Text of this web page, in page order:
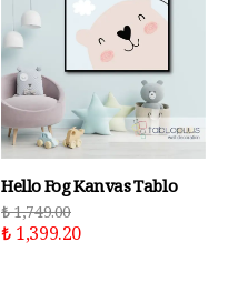
Hello Fog Kanvas Tablo
₺ 1,749.00
₺ 1,399.20